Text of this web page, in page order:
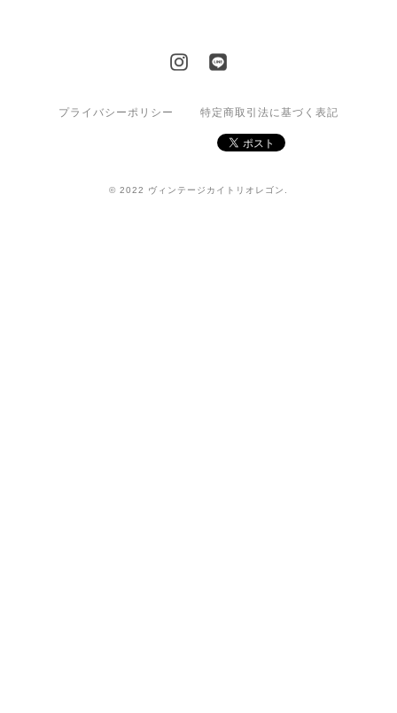
プライバシーポリシー 特定商取引法に基づく表記
© 2022 ヴィンテージカイトリオレゴン.